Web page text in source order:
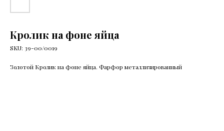
Кролик на фоне яйца
SKU: 39-00/0019
Золотой Кролик на фоне яйца. Фарфор металлизированный